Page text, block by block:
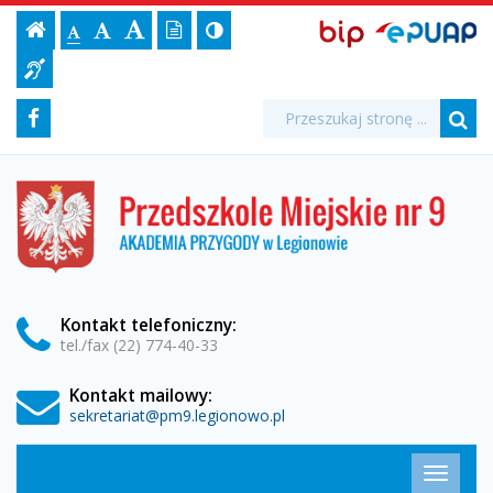
Fundusz
Narodów
Zjednoczonych
na
rzecz
Dzieci
UNICEF
Przedszkole
Miejskie
Ustawienia
strony
Strona
główna
Czcionka,
jejCzcionkaCzcionka
Czcionka
Wersja
tekstowa
Kontrast
(włącz/wyłącz)
Informacja
dla
BIP,
Biuletyn
Informacji
EPUAP
Media
społecznościowe
Facebook Wyszukiwarka
Formularz
wyszukiwania
Wyszukiwana
fraza:
Przedszkole
Miejskie
nr
w
Kontakt telefoniczny:
tel./fax (22) 774-40-33
Kontakt mailowy:
sekretariat@pm9.legionowo.pl